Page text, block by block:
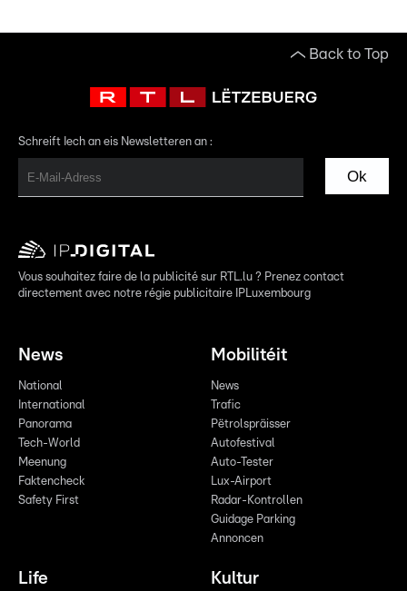
Back to Top
Schreift Iech an eis Newsletteren an :
Ok
Vous souhaitez faire de la publicité sur RTL.lu ? Prenez contact
directement avec notre régie publicitaire IPLuxembourg
News
National
International
Panorama
Tech-World
Meenung
Faktencheck
Safety First
Mobilitéit
News
Trafic
Pëtrolspräisser
Autofestival
Auto-Tester
Lux-Airport
Radar-Kontrollen
Guidage Parking
Annoncen
Life Kultur